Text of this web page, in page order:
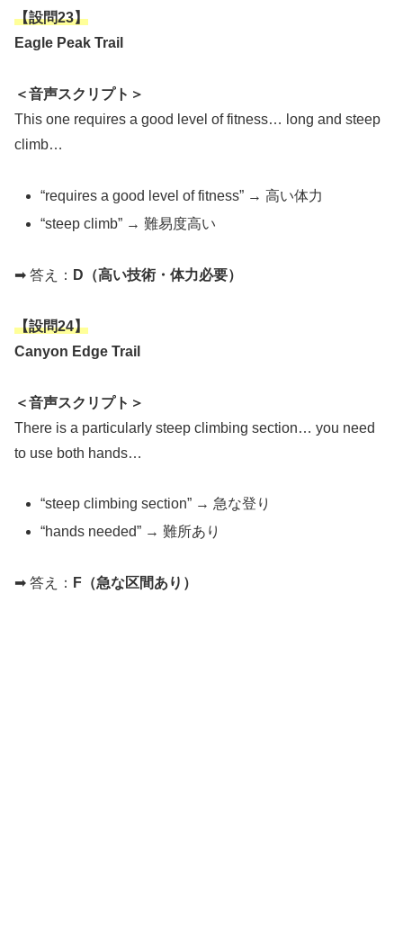
【設問23】
Eagle Peak Trail
＜音声スクリプト＞
This one requires a good level of fitness… long and steep
climb…
“requires a good level of fitness” → 高い体力
“steep climb” → 難易度高い
➡ 答え： D（高い技術・体力必要）
【設問24】
Canyon Edge Trail
＜音声スクリプト＞
There is a particularly steep climbing section… you need
to use both hands…
“steep climbing section” → 急な登り
“hands needed” → 難所あり
➡ 答え： F（急な区間あり）